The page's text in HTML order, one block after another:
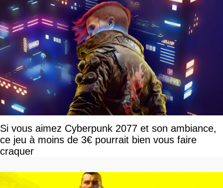
Si vous aimez Cyberpunk 2077 et son ambiance,
ce jeu à moins de 3€ pourrait bien vous faire
craquer